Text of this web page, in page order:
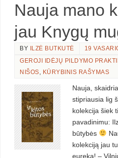
Nauja mano
jau Knygų
BY ILZĖ BUTKUTĖ
19
GEROJI IDĖJŲ PILDYMO
NIŠOS, KŪRYBINIS RAŠYMAS
Nauja,
stipriausia lig
kolekcija šiek
pavadinimu:
būtybės
kolekciją jau
eureka! –